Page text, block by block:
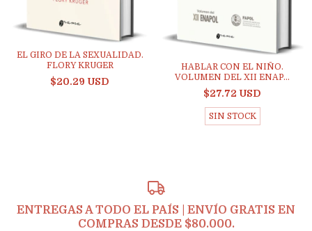
EL GIRO DE LA SEXUALIDAD.
FLORY KRUGER
$20.29 USD
HABLAR CON EL NIÑO.
VOLUMEN DEL XII ENAP...
$27.72 USD
SIN STOCK
ENTREGAS A TODO EL PAÍS | ENVÍO GRATIS EN
COMPRAS DESDE $80.000.